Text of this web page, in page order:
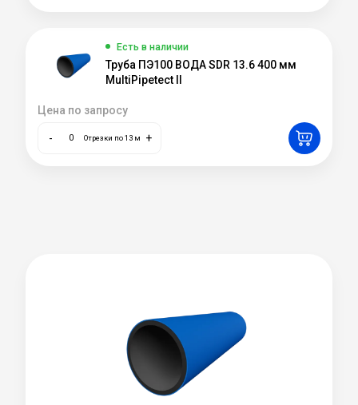
Есть в наличии
Труба ПЭ100 ВОДА SDR 13.6 400 мм
MultiPipetect II
Цена по запросу
- Отрезки по 13 м +